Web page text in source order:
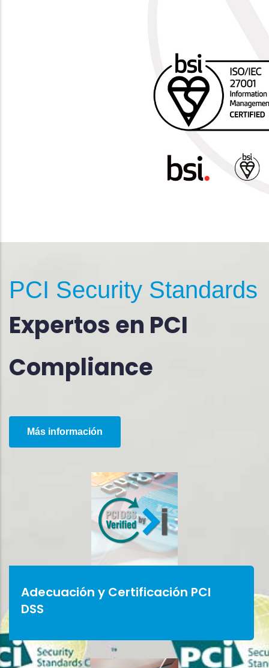
PCI Security Standards
Expertos en PCI
Compliance
Más información
Adecuación y Certificación PCI
DSS